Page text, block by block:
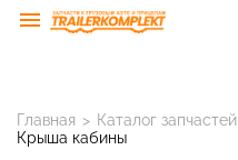
menu
Главная > Каталог запчастей
Крыша кабины